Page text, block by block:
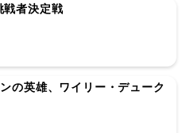
戦者決定戦
の英雄、ワイリー・デューク